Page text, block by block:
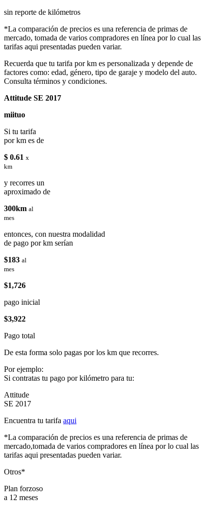
sin reporte de kilómetros
*La comparación de precios es una referencia de primas de
mercado, tomada de varios compradores en línea por lo cual las
tarifas aqui presentadas pueden variar.
Recuerda que tu tarifa por km es personalizada y depende de
factores como: edad, género, tipo de garaje y modelo del auto.
Consulta términos y condiciones.
Attitude SE 2017
miituo
Si tu tarifa
por km es de
$ 0.61 x
km
y recorres un
aproximado de
300km al
mes
entonces, con nuestra modalidad
de pago por km serían
$183 al
mes
$1,726
pago inicial
$3,922
Pago total
De esta forma solo pagas por los km que recorres.
Por ejemplo:
Si contratas tu pago por kilómetro para tu:
Attitude
SE 2017
Encuentra tu tarifa aqui
*La comparación de precios es una referencia de primas de
mercado,tomada de varios compradores en línea por lo cual las
tarifas aqui presentadas pueden variar.
Otros*
Plan forzoso
a 12 meses